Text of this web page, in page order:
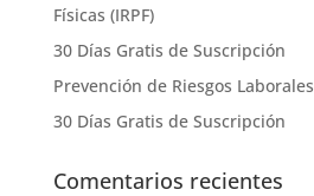
Físicas (IRPF)
30 Días Gratis de Suscripción
Prevención de Riesgos Laborales
30 Días Gratis de Suscripción
Comentarios recientes